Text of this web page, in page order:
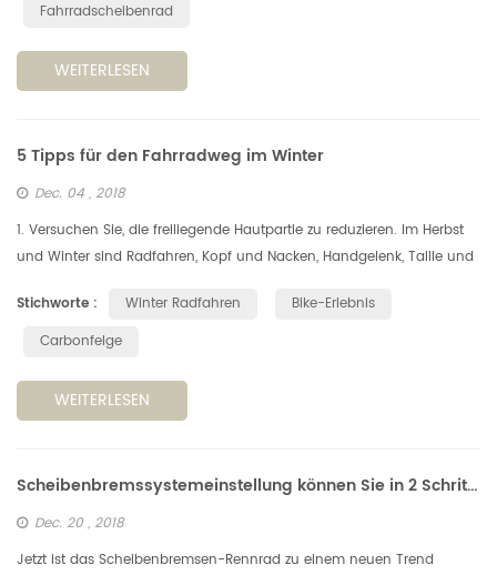
Fahrradscheibenrad
WEITERLESEN
5 Tipps für den Fahrradweg im Winter
Dec. 04 , 2018
1. Versuchen Sie, die freiliegende Hautpartie zu reduzieren. Im Herbst
und Winter sind Radfahren, Kopf und Nacken, Handgelenk, Taille und
Stichworte :
Winter Radfahren
Bike-Erlebnis
Carbonfelge
WEITERLESEN
Scheibenbremssystemeinstellung können Sie in 2 Schritten erhalten.
Dec. 20 , 2018
Jetzt ist das Scheibenbremsen-Rennrad zu einem neuen Trend